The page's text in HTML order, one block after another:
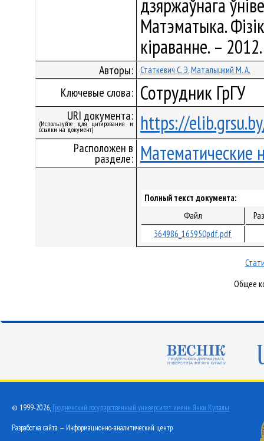
дзяржаўнага
Матэматыка.
кіраванне. –
Авторы: Статкевич С. Э.Маталыцкий М. А.
Ключевые слова: Сотрудник ГрГУ
URI документа:
(Используйте для цитирования и
ссылки на документ) https://
Расположен в
разделе: Математические
Полный текст документа:
Файл
364986_165950pdf.pdf
Общее
© 1999-2026, Гродненский государственный университет имени Янки Купалы
Разработка сайта — Информационно-аналитический центр